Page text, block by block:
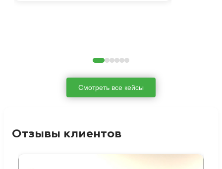
Смотреть все кейсы
Отзывы клиентов